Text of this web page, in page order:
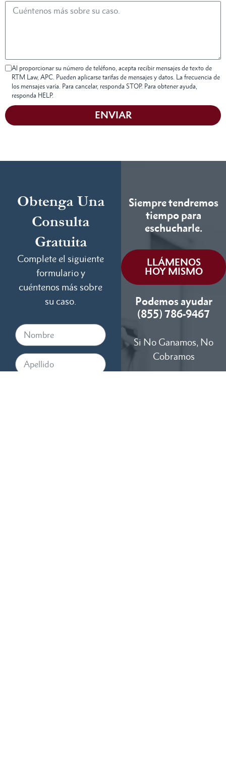
Al proporcionar su número de teléfono, acepta recibir mensajes de texto de
RTM Law, APC. Pueden aplicarse tarifas de mensajes y datos. La frecuencia de
los mensajes varía. Para cancelar, responda STOP. Para obtener ayuda,
responda HELP.
ENVIAR
Obtenga Una
Consulta
Gratuita
Complete el siguiente
formulario y
cuéntenos más sobre
su caso.
Siempre tendremos
tiempo para
eschucharle.
LLÁMENOS
HOY MISMO
Podemos ayudar
(855) 786-9467
Si No Ganamos, No
Cobramos